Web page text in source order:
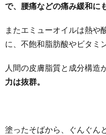
で、腰痛などの痛み緩和に
またエミューオイルは熱や
に、不飽和脂肪酸やビタミ
人間の皮膚脂質と成分構造
力は抜群。
塗ったそばから、ぐんぐん